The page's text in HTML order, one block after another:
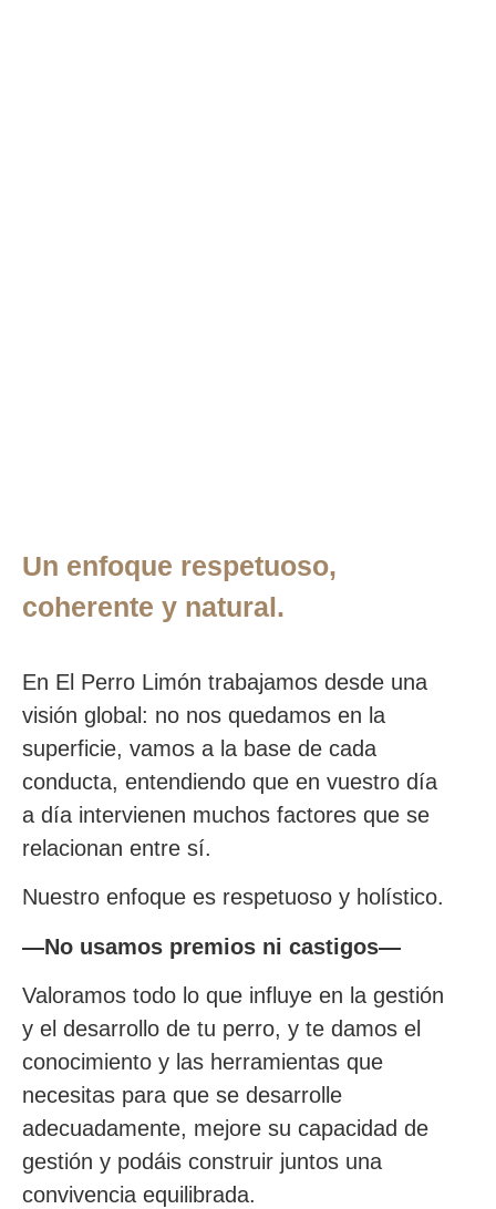
Un enfoque respetuoso,
coherente y natural.
En El Perro Limón trabajamos desde una
visión global: no nos quedamos en la
superficie, vamos a la base de cada
conducta, entendiendo que en vuestro día
a día intervienen muchos factores que se
relacionan entre sí.
Nuestro enfoque es respetuoso y holístico.
—No usamos premios ni castigos—
Valoramos todo lo que influye en la gestión
y el desarrollo de tu perro, y te damos el
conocimiento y las herramientas que
necesitas para que se desarrolle
adecuadamente, mejore su capacidad de
gestión y podáis construir juntos una
convivencia equilibrada.